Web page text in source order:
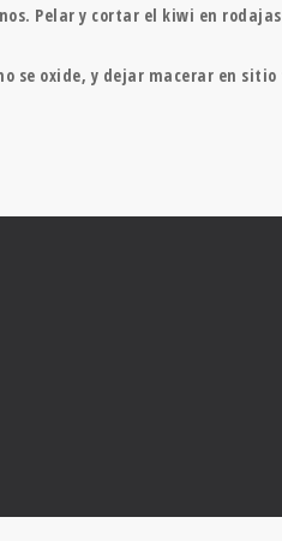
Pelar y cortar el kiwi en
oxide, y dejar macerar en sitio